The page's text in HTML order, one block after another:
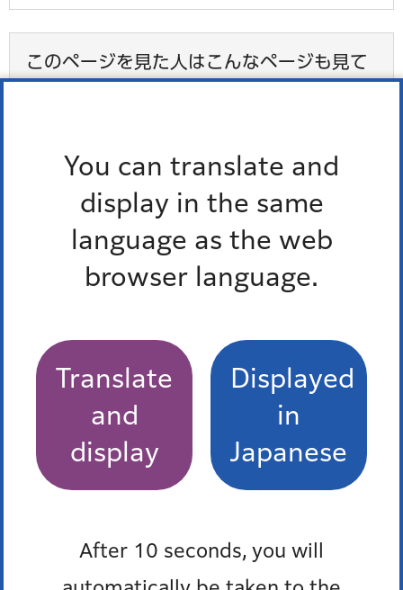
You can translate and
display in the same
language as the web
browser language.
Translate
and
display
Displayed
in
Japanese
After 10 seconds, you will
このページを見た人はこんなページも見て
生活の援助（福祉サービス）
最近チェックしたページ
最近、チェックしたページはありません。
お問い合わせ